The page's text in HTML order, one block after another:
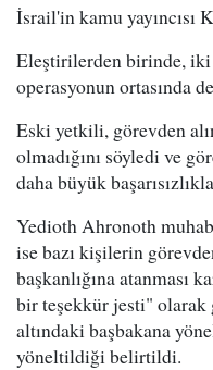
İsrail'in kamu yayıncısı
Eleştirilerden birinde,
operasyonun ortasında
Eski yetkili, görevden
olmadığını söyledi ve
daha büyük
Yedioth Ahronoth
ise bazı kişilerin
başkanlığına atanması
bir teşekkür jesti" olarak
altındaki başbakana
yöneltildiği belirtildi.